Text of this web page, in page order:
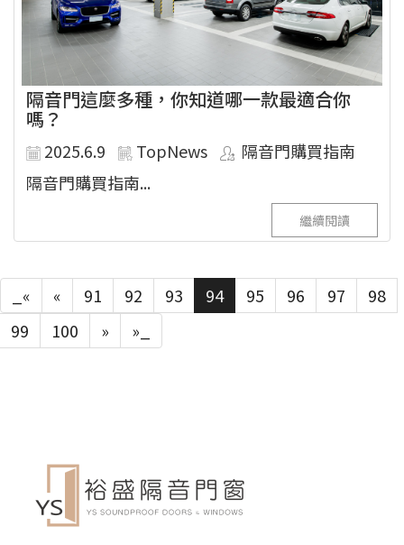
隔音門這麼多種，你知道哪一款最適合你
嗎？
2025.6.9 TopNews
隔音門購買指南
隔音門購買指南...
繼續閱讀
_« « 91 92 93 94 95 96 97
98
99
100 » »_